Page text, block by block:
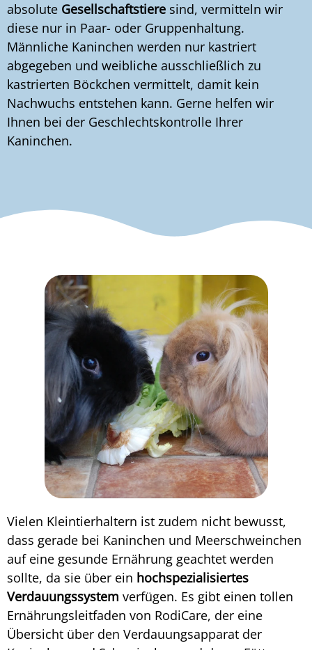
absolute Gesellschaftstiere sind, vermitteln wir
diese nur in Paar- oder Gruppenhaltung.
Männliche Kaninchen werden nur kastriert
abgegeben und weibliche ausschließlich zu
kastrierten Böckchen vermittelt, damit kein
Nachwuchs entstehen kann. Gerne helfen wir
Ihnen bei der Geschlechtskontrolle Ihrer
Kaninchen.
Vielen Kleintierhaltern ist zudem nicht bewusst,
dass gerade bei Kaninchen und Meerschweinchen
auf eine gesunde Ernährung geachtet werden
sollte, da sie über ein hochspezialisiertes
Verdauungssystem verfügen. Es gibt einen tollen
Ernährungsleitfaden von RodiCare, der eine
Übersicht über den Verdauungsapparat der